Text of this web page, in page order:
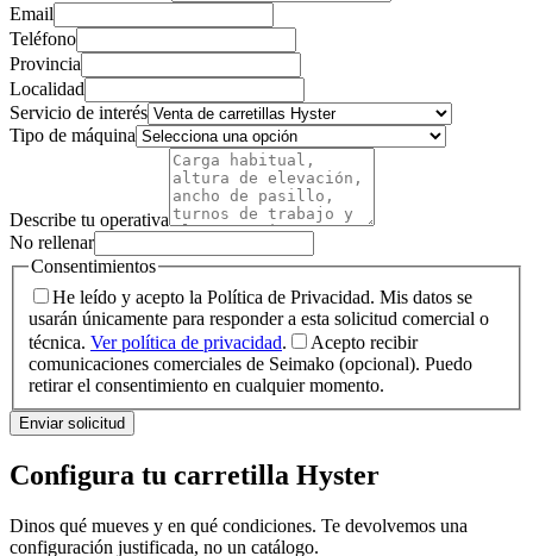
Email
Teléfono
Provincia
Localidad
Servicio de interés
Tipo de máquina
Describe tu operativa
No rellenar
Consentimientos
He leído y acepto la Política de Privacidad. Mis datos se
usarán únicamente para responder a esta solicitud comercial o
técnica. Ver política de privacidad.
Acepto recibir
comunicaciones comerciales de Seimako (opcional). Puedo
retirar el consentimiento en cualquier momento.
Enviar solicitud
Configura tu carretilla Hyster
Dinos qué mueves y en qué condiciones. Te devolvemos una
configuración justificada, no un catálogo.